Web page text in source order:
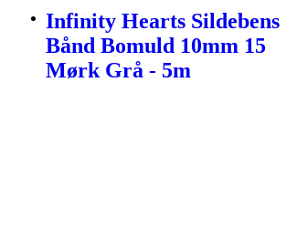
Infinity Hearts Sildebens
Bånd Bomuld 10mm 15
Mørk Grå - 5m